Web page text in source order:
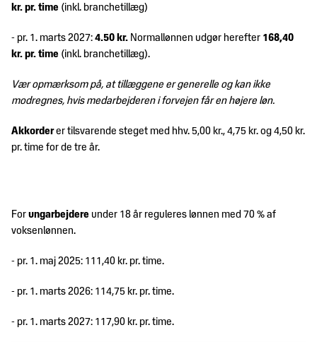
kr. pr. time (inkl. branchetillæg)
- pr. 1. marts 2027:4.50 kr. Normallønnen udgør herefter 168,40
kr. pr. time (inkl. branchetillæg).
Vær opmærksom på, at tillæggene er generelle og kan ikke
modregnes, hvis medarbejderen i forvejen får en højere løn.
Akkorderer tilsvarende steget med hhv. 5,00 kr., 4,75 kr. og 4,50 kr.
pr. time for de tre år.
Forungarbejdere under 18 år reguleres lønnen med 70 % af
voksenlønnen.
- pr. 1. maj 2025: 111,40 kr. pr. time.
- pr. 1. marts 2026: 114,75 kr. pr. time.
- pr. 1. marts 2027: 117,90 kr. pr. time.